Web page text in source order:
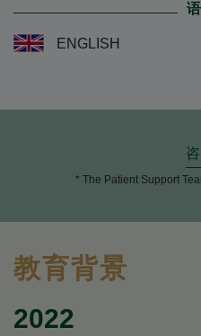
ENGLISH
* The Patient Support
教育背景
2022